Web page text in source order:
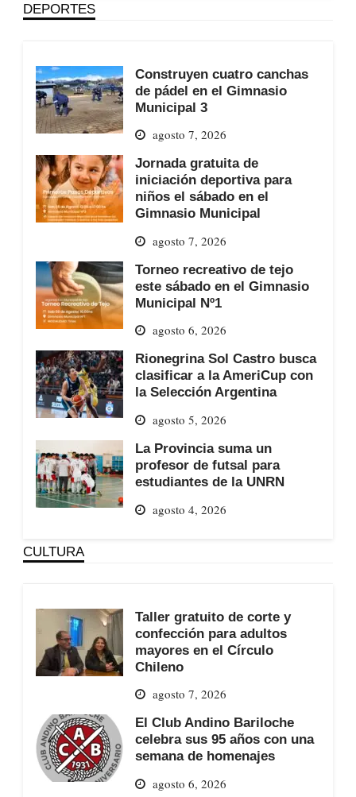
DEPORTES
Construyen cuatro canchas
de pádel en el Gimnasio
Municipal 3
agosto 7, 2026
Jornada gratuita de
iniciación deportiva para
niños el sábado en el
Gimnasio Municipal
agosto 7, 2026
Torneo recreativo de tejo
este sábado en el Gimnasio
Municipal Nº1
agosto 6, 2026
Rionegrina Sol Castro busca
clasificar a la AmeriCup con
la Selección Argentina
agosto 5, 2026
La Provincia suma un
profesor de futsal para
estudiantes de la UNRN
agosto 4, 2026
CULTURA
Taller gratuito de corte y
confección para adultos
mayores en el Círculo
Chileno
agosto 7, 2026
El Club Andino Bariloche
celebra sus 95 años con una
semana de homenajes
agosto 6, 2026